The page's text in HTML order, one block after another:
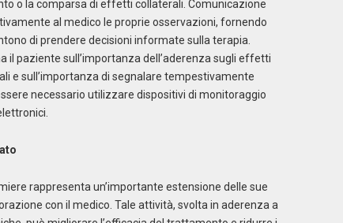
o la comparsa di effetti collaterali. Comunicazione
al medico le proprie osservazioni, fornendo
di prendere decisioni informate sulla terapia.
il paziente sull’importanza dell’aderenza sugli effetti
e sull’importanza di segnalare tempestivamente
necessario utilizzare dispositivi di monitoraggio
rappresenta un’importante estensione delle sue
con il medico. Tale attività, svolta in aderenza a